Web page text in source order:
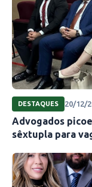
DESTAQUES 20/12/
Advogados
sêxtupla para